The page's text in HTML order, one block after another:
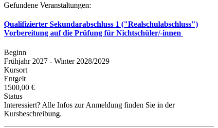
Gefundene Veranstaltungen:
Qualifizierter Sekundarabschluss 1 ("Realschulabschluss")
Vorbereitung auf die Prüfung für Nichtschüler/-innen
Beginn
Frühjahr 2027 - Winter 2028/2029
Kursort
Entgelt
1500,00 €
Status
Interessiert? Alle Infos zur Anmeldung finden Sie in der
Kursbeschreibung.